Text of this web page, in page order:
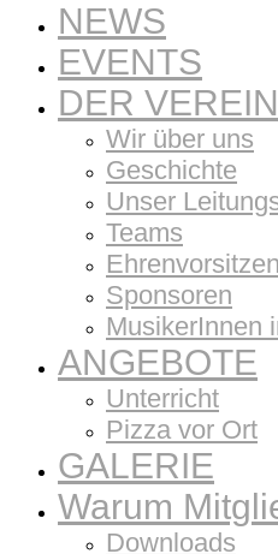
NEWS
EVENTS
DER VEREIN
Wir über uns
Geschichte
Unser
Teams
Sponsoren
MusikerInnen
ANGEBOTE
Unterricht
Pizza vor Ort
GALERIE
Warum
Downloads